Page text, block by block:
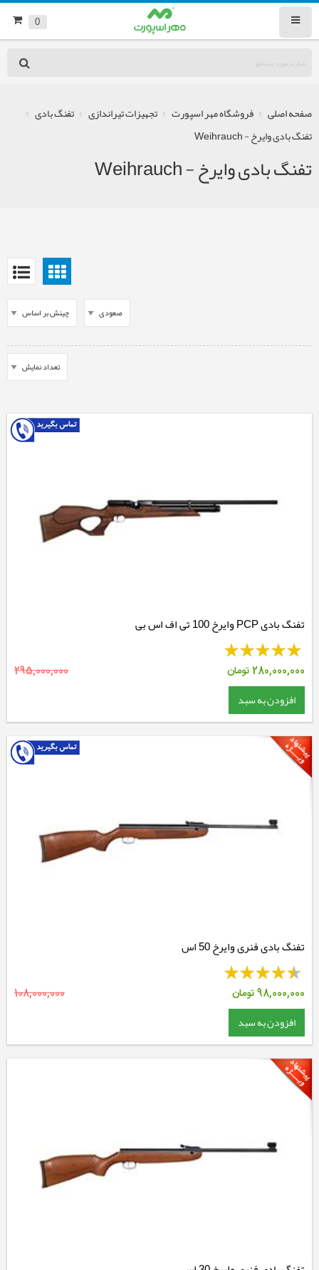
0
صفحه اصلی فروشگاه مهر اسپورت تجهیزات تیراندازی
تفنگ بادی
تفنگ بادی وایرخ - Weihrauch
تفنگ بادی وایرخ - Weihrauch
تفنگ بادی PCP وایرخ 100 تی اف اس بی
280,000,000تومان 295,000,000
افزودن به سبد
تفنگ بادی فنری وایرخ 50 اس
98,000,000تومان 108,000,000
افزودن به سبد